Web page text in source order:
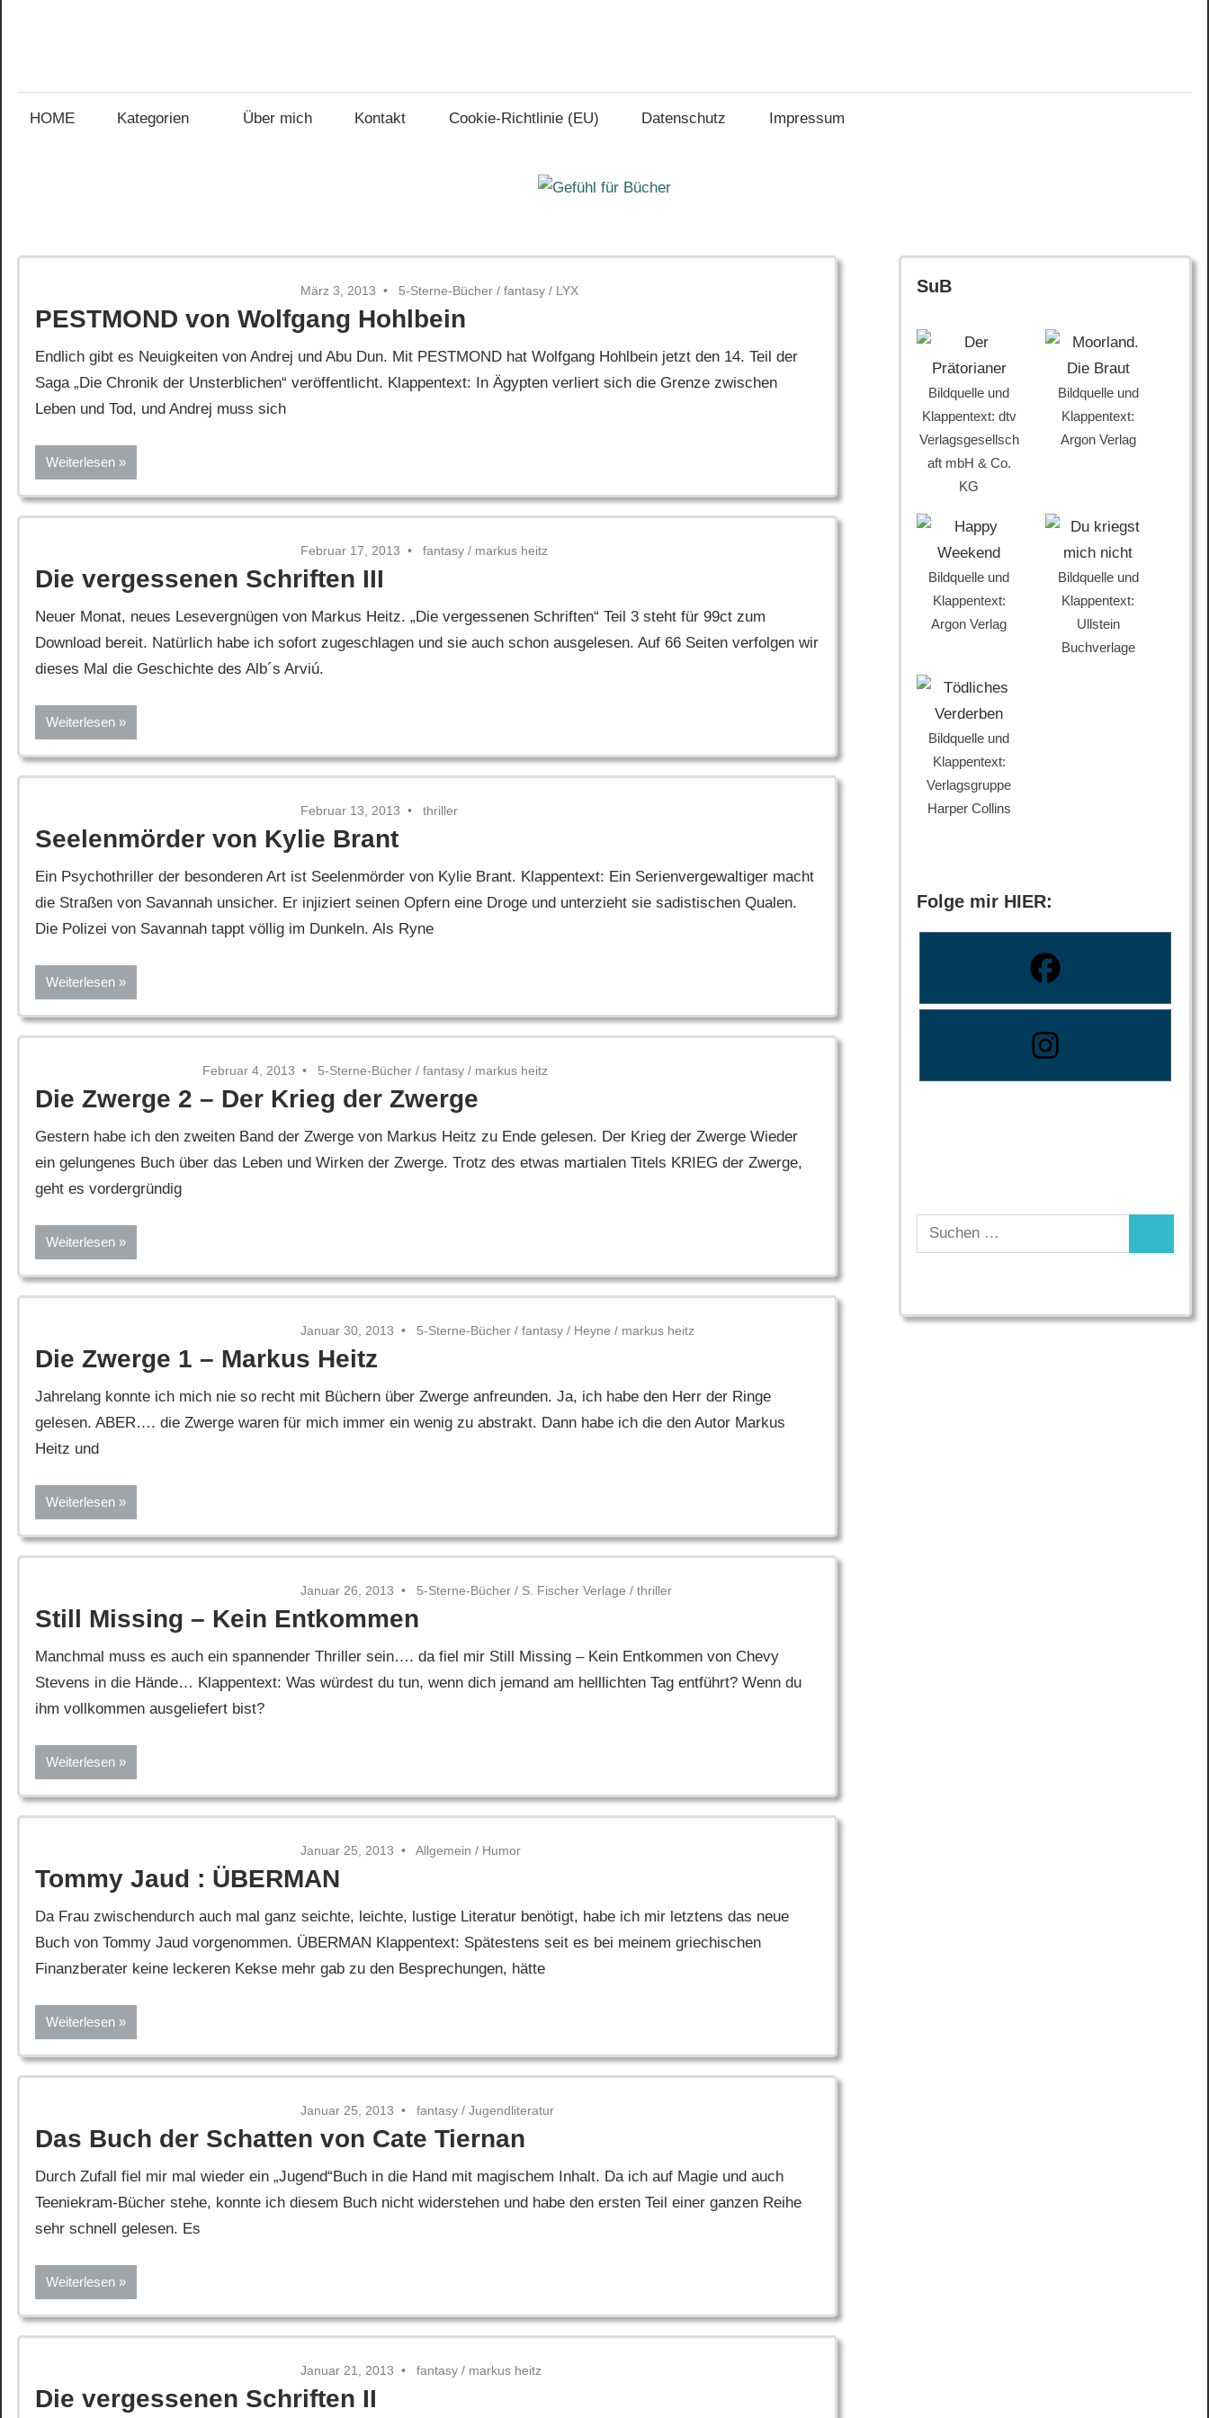
für
HOME Kategorien Über mich Kontakt Cookie-Richtlinie (EU) Datenschutz Impressum
März 3, 2013 5-Sterne-Bücher /fantasy / LYX
PESTMOND von Wolfgang Hohlbein
Endlich gibt es Neuigkeiten von Andrej und Abu Dun. Mit PESTMOND hat Wolfgang Hohlbein jetzt den 14. Teil der
Saga „Die Chronik der Unsterblichen“ veröffentlicht. Klappentext: In Ägypten verliert sich die Grenze zwischen
Leben und Tod, und Andrej muss sich
Weiterlesen
Februar 17, 2013 fantasy / markus heitz
Die vergessenen Schriften III
Neuer Monat, neues Lesevergnügen von Markus Heitz. „Die vergessenen Schriften“ Teil 3 steht für 99ct zum
Download bereit. Natürlich habe ich sofort zugeschlagen und sie auch schon ausgelesen. Auf 66 Seiten verfolgen wir
dieses Mal die Geschichte des Alb´s Arviú.
Weiterlesen
Februar 13, 2013 thriller
Seelenmörder von Kylie Brant
Ein Psychothriller der besonderen Art ist Seelenmörder von Kylie Brant. Klappentext: Ein Serienvergewaltiger macht
die Straßen von Savannah unsicher. Er injiziert seinen Opfern eine Droge und unterzieht sie sadistischen Qualen.
Die Polizei von Savannah tappt völlig im Dunkeln. Als Ryne
Weiterlesen
Februar 4, 2013 5-Sterne-Bücher / fantasy / markus heitz
Die Zwerge 2 – Der Krieg der Zwerge
Gestern habe ich den zweiten Band der Zwerge von Markus Heitz zu Ende gelesen. Der Krieg der Zwerge Wieder
ein gelungenes Buch über das Leben und Wirken der Zwerge. Trotz des etwas martialen Titels KRIEG der Zwerge,
geht es vordergründig
Weiterlesen
Januar 30, 2013 5-Sterne-Bücher /fantasy / Heyne / markus heitz
Die Zwerge 1 – Markus Heitz
Jahrelang konnte ich mich nie so recht mit Büchern über Zwerge anfreunden. Ja, ich habe den Herr der Ringe
gelesen. ABER…. die Zwerge waren für mich immer ein wenig zu abstrakt. Dann habe ich die den Autor Markus
Heitz und
Weiterlesen
Januar 26, 2013 5-Sterne-Bücher / S. Fischer Verlage /thriller
Still Missing – Kein Entkommen
Manchmal muss es auch ein spannender Thriller sein…. da fiel mir Still Missing – Kein Entkommen von Chevy
Stevens in die Hände… Klappentext: Was würdest du tun, wenn dich jemand am helllichten Tag entführt? Wenn du
ihm vollkommen ausgeliefert bist?
Weiterlesen
Januar 25, 2013 Allgemein / Humor
Tommy Jaud : ÜBERMAN
Da Frau zwischendurch auch mal ganz seichte, leichte, lustige Literatur benötigt, habe ich mir letztens das neue
Buch von Tommy Jaud vorgenommen. ÜBERMAN Klappentext: Spätestens seit es bei meinem griechischen
Finanzberater keine leckeren Kekse mehr gab zu den Besprechungen, hätte
Weiterlesen
Januar 25, 2013 fantasy /Jugendliteratur
Das Buch der Schatten von Cate Tiernan
Durch Zufall fiel mir mal wieder ein „Jugend“Buch in die Hand mit magischem Inhalt. Da ich auf Magie und auch
Teeniekram-Bücher stehe, konnte ich diesem Buch nicht widerstehen und habe den ersten Teil einer ganzen Reihe
sehr schnell gelesen. Es
Weiterlesen
Januar 21, 2013 fantasy / markus heitz
Die vergessenen Schriften II
SuB
Bildquelle und
Klappentext: dtv
Verlagsgesellsch
aft mbH & Co.
KG
Bildquelle und
Klappentext:
Argon Verlag
Bildquelle und
Klappentext:
Argon Verlag
Bildquelle und
Klappentext:
Ullstein
Buchverlage
Bildquelle und
Klappentext:
Verlagsgruppe
Harper Collins
Folge mir HIER:
Suchen
nach: